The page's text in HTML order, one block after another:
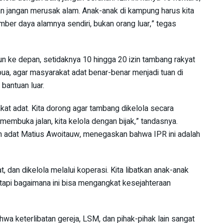
merusak alam. Anak-anak di kampung harus kita
daya alamnya sendiri, bukan orang luar,” tegas
ke depan, setidaknya 10 hingga 20 izin tambang rakyat
agar masyarakat adat benar-benar menjadi tuan di
luar.
adat. Kita dorong agar tambang dikelola secara
jalan, kita kelola dengan bijak,” tandasnya.
Matius Awoitauw, menegaskan bahwa IPR ini adalah
dan dikelola melalui koperasi. Kita libatkan anak-anak
bagaimana ini bisa mengangkat kesejahteraan
keterlibatan gereja, LSM, dan pihak-pihak lain sangat